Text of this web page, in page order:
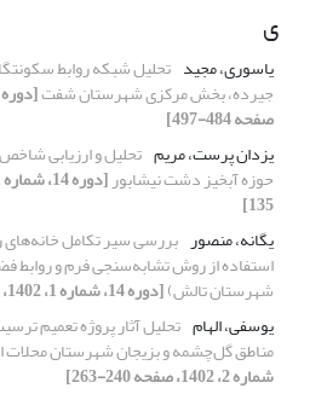
ی
یاسوری، مجید تحلیل شبکه روابط
جیرده، بخش مرکزی شهرستان شفت
صفحه 484-497]
یزدان پرست، مریم
حوزه آبخیز دشت نیشابور
135]
یگانه، منصور بررسی سیر تکامل خانه‌های
استفاده از روش تشابه‌سنجی فرم و روابط
شهرستان تالش)[دوره 14، شماره 1، 1402، صفحه 152-171]
یوسفی، الهام تحلیل آثار پروژه تعمیم
مناطق گل‌چشمه و بزیجان شهرستان محلات
شماره 2، 1402، صفحه 240-263]